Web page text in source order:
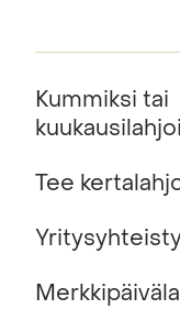
Kummiksi tai
Tee